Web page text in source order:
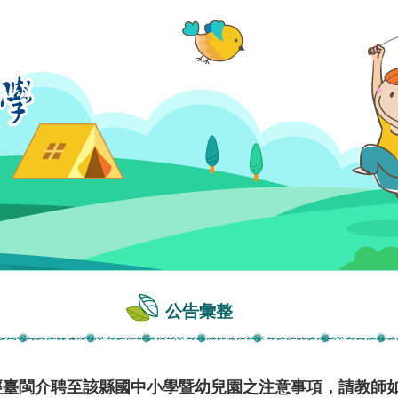
公告彙整
閩介聘至該縣國中小學暨幼兒園之注意事項，請教師